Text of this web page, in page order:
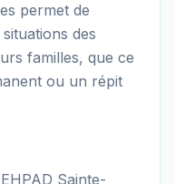
permet de
des
familles, que ce
ou un répit
Sainte-